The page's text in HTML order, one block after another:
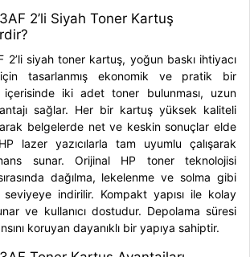
2’li Siyah Toner Kartuş
2’li siyah toner kartuş, yoğun baskı ihtiyacı
için tasarlanmış ekonomik ve pratik bir
iki adet toner bulunması, uzun
sağlar. Her bir kartuş yüksek kaliteli
belgelerde net ve keskin sonuçlar elde
lazer yazıcılarla tam uyumlu çalışarak
sunar. Orijinal HP toner teknolojisi
dağılma, lekelenme ve solma gibi
indirilir. Kompakt yapısı ile kolay
ve kullanıcı dostudur. Depolama süresi
koruyan dayanıklı bir yapıya sahiptir.